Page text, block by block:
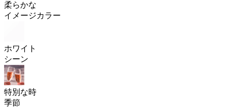
柔らかな
イメージカラー
ホワイト
シーン
特別な時
季節